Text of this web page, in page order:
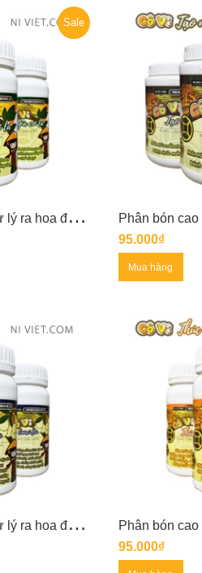
Sale
P
hân bón cao cấp xử lý ra hoa đồng loạt CÔ VI GIÀ CƠI LÁ
95.000₫
Mua hàng
P
hân bón cao cấp xử lý ra hoa đồng loạt CÔ VI CANXI BO
95.000₫